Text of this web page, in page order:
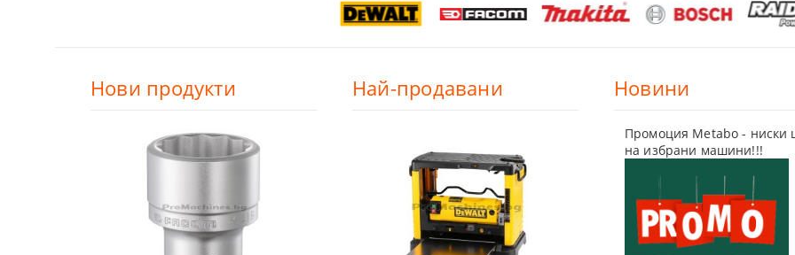
Нови продукти Най-продавани Новини
Промоция Metabo - ниски
на избрани машини!!!